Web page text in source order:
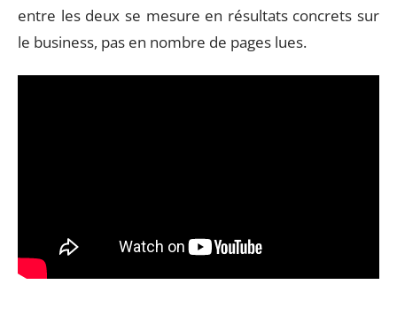
entre les deux se mesure en résultats concrets sur
le business, pas en nombre de pages lues.